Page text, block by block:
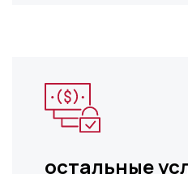
остальные